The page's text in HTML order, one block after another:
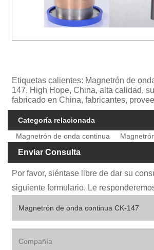
Etiquetas calientes: Magnetrón de
147, High Hope, China, alta calidad,
fabricado en China, fabricantes,
Categoría relacionada
Magnetrón de onda continua
Enviar Consulta
Por favor, siéntase libre de dar su
siguiente formulario. Le